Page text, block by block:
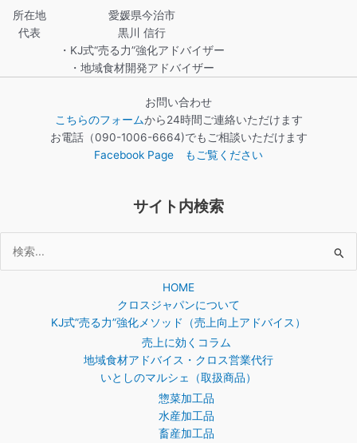
所在地
代表
愛媛県今治市
黒川 信行
・KJ式“売る力”強化アドバイザー
・地域食材開発アドバイザー
お問い合わせ
こちらのフォームから24時間ご連絡いただけます
お電話（090-1006-6664)でもご相談いただけます
Facebook Page もご覧ください
サイト内検索
索
HOME
クロスジャパンについて
KJ式”売る力”強化メソッド（売上向上アドバイス）
売上に効くコラム
地域食材アドバイス・クロス営業代行
いとしのマルシェ（取扱商品）
惣菜加工品
水産加工品
畜産加工品